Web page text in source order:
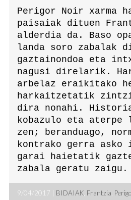
Perigor Noir xarma
paisaiak dituen
alderdia da. Baso
landa soro zabalak
gaztainondoa eta
nagusi direlarik.
arbelaz eraikitako
harkaitzetatik
dira nonahi.
kobazulo eta aterpe
zen; beranduago,
kontrako gerra
garai haietatik
zabala geratu zaigu.
9/04/2017 | BIDAIAK Frantzia